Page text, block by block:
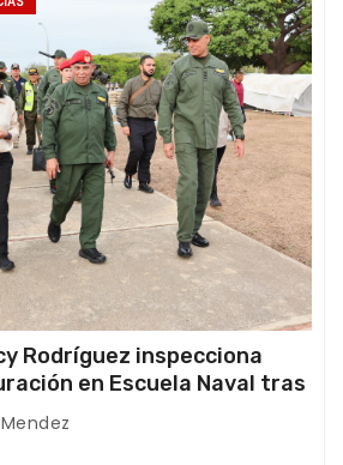
Rodríguez inspecciona
en Escuela Naval tras
en La Guaira